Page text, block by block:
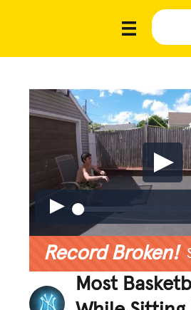
Record Broken!
Most